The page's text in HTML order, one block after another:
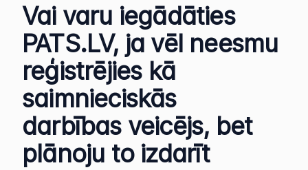
Vai varu iegādāties
PATS.LV, ja vēl neesmu
reģistrējies kā
saimnieciskās
darbības veicējs, bet
plānoju to izdarīt